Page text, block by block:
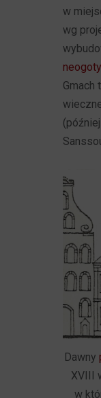
w
wg
Gmach
Dawny
XVIII
w